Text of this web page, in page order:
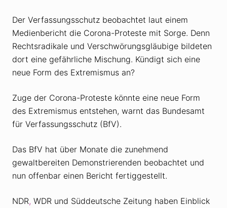
Der Verfassungsschutz beobachtet laut einem
Medienbericht die Corona-Proteste mit Sorge. Denn
Rechtsradikale und Verschwörungsgläubige bildeten
dort eine gefährliche Mischung. Kündigt sich eine
neue Form des Extremismus an?
Zuge der Corona-Proteste könnte eine neue Form
des Extremismus entstehen, warnt das Bundesamt
für Verfassungsschutz (BfV).
Das BfV hat über Monate die zunehmend
gewaltbereiten Demonstrierenden beobachtet und
nun offenbar einen Bericht fertiggestellt.
NDR, WDR und Süddeutsche Zeitung haben Einblick